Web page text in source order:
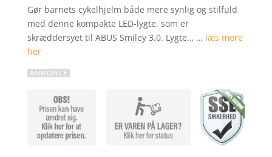
Gør barnets cykelhjelm både mere synlig og stilfuld
med denne kompakte LED-lygte, som er
skræddersyet til ABUS Smiley 3.0. Lygte… … læs mere
her